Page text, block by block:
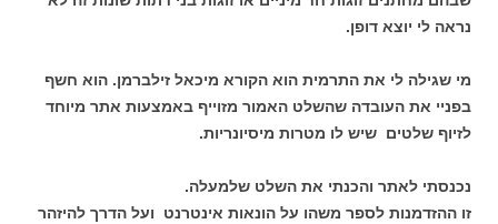
נראה לי יוצא דופן.
מי שגילה לי את התרמית הוא הקורא מיכאל זילברמן. הוא חשף
בפניי את העובדה שהשלט האמור מזוייף באמצעות אתר מיוחד
לזיוף שלטים שיש לו מטרות מיסיונריות.
נכנסתי לאתר והכנתי את השלט שלמעלה.
זו ההזדמנות לספר משהו על הונאות אינטרנט ועל הדרך להיזהר